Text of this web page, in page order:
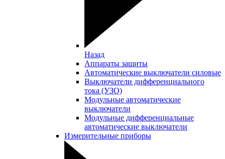
Назад
Аппараты защиты
Автоматические выключатели силовые
Выключатели дифференциального
тока (УЗО)
Модульные автоматические
выключатели
Модульные дифференциальные
автоматические выключатели
Измерительные приборы